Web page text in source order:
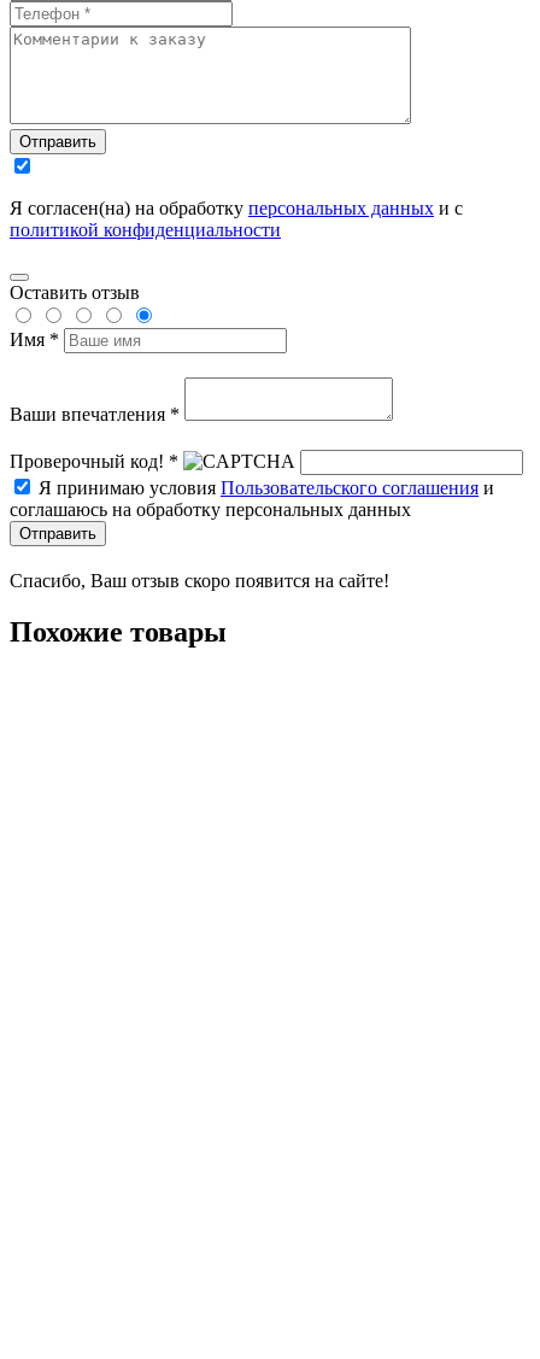
Отправить
Я согласен(на) на обработку персональных данных и с
политикой конфиденциальности
Оставить отзыв
Имя *
Ваши впечатления *
Проверочный код! *
Я принимаю условия Пользовательского соглашения и
соглашаюсь на обработку персональных данных
Отправить
Спасибо, Ваш отзыв скоро появится на сайте!
Похожие товары